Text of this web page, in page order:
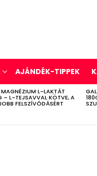
AJÁNDÉK-TIPPEK
L-LAKTÁT
– L-TEJSAVVAL KÖTVE, A
FELSZÍVÓDÁSÉRT